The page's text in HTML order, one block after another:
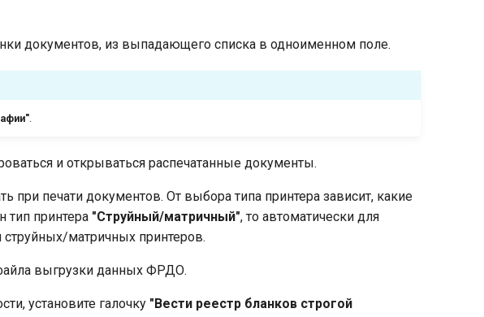
документов, из выпадающего списка в одноименном поле.
и открываться распечатанные документы.
при печати документов. От выбора типа принтера зависит, какие
тип принтера "Струйный/матричный", то автоматически для
матричных принтеров.
выгрузки данных ФРДО.
установите галочку "Вести реестр бланков строгой